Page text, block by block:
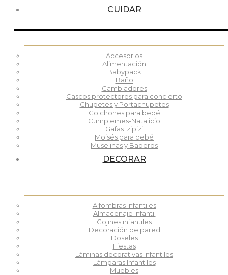
CUIDAR
Accesorios
Alimentación
Babypack
Baño
Cambiadores
Cascos protectores para concierto
Chupetes y Portachupetes
Colchones para bebé
Cumplemes-Natalicio
Gafas Izipizi
Moisés para bebé
Muselinas y Baberos
DECORAR
Alfombras infantiles
Almacenaje infantil
Cojines infantiles
Decoración de pared
Doseles
Fiestas
Láminas decorativas infantiles
Lámparas Infantiles
Muebles